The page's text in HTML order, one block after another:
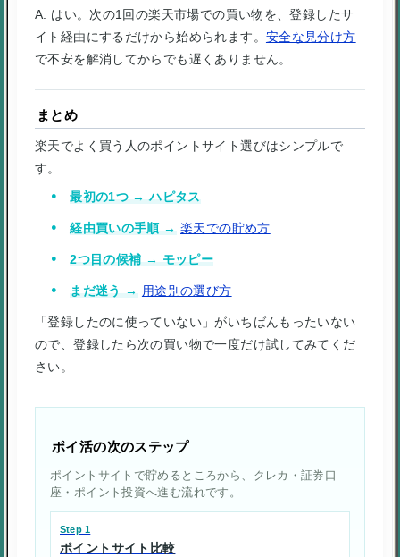
A. はい。次の1回の楽天市場での買い物を、登録したサ
イト経由にするだけから始められます。 安全な見分け方
で不安を解消してからでも遅くありません。
まとめ
楽天でよく買う人のポイントサイト選びはシンプルで
す。
最初の1つ → ハピタス
経由買いの手順 → 楽天での貯め方
2つ目の候補 → モッピー
まだ迷う → 用途別の選び方
「登録したのに使っていない」がいちばんもったいない
ので、登録したら次の買い物で一度だけ試してみてくだ
さい。
ポイ活の次のステップ
ポイントサイトで貯めるところから、クレカ・証券口
座・ポイント投資へ進む流れです。
Step 1
ポイントサイト比較